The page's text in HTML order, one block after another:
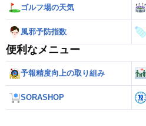
ゴルフ場の天気
風邪予防指数
便利なメニュー
予報精度向上の取り組み
SORASHOP